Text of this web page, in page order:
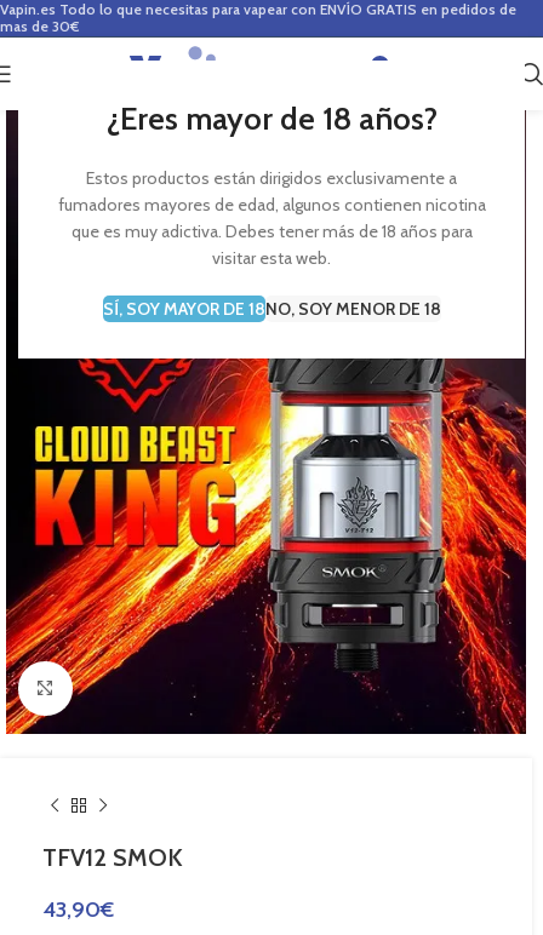
¿Eres mayor de 18 años?
Estos productos están dirigidos exclusivamente a
fumadores mayores de edad, algunos contienen nicotina
que es muy adictiva. Debes tener más de 18 años para
visitar esta web.
SÍ, SOY MAYOR DE 18NO, SOY MENOR DE 18
Vapin.es Todo lo que necesitas para vapear con ENVÍO GRATIS en pedidos de
mas de 30€
0
Haga Click para agrandar
TFV12 SMOK
43,90€